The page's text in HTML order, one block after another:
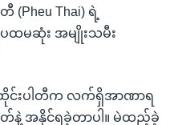
(Pheu Thai) ရဲ့
ပထမဆုံး အမျိုးသမီး
ထိုင်းပါတီက လက်ရှိအာဏာရ
အနိုင်ရခဲ့တာပါ။ မဲထည့်ခဲ့